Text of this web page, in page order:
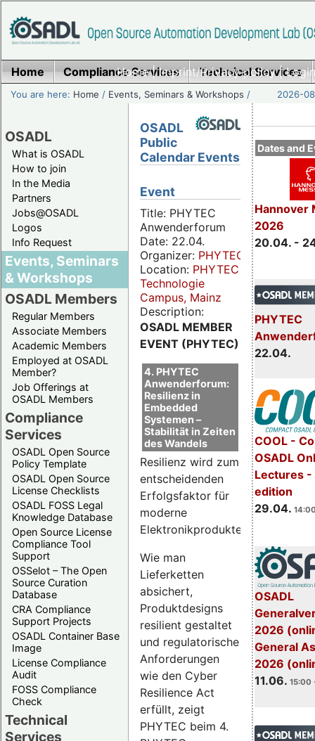
Home|Imprint/Privacy policy|
Home Compliance Services Technical Services
You are here: Home / Events, Seminars & Workshops / 2026-
OSADL
What is OSADL
How to join
In the Media
Partners
Jobs@OSADL
Logos
Info Request
Events, Seminars
& Workshops
OSADL Members
Regular Members
Associate Members
Academic Members
Employed at OSADL
Member?
Job Offerings at
OSADL Members
Compliance
Services
OSADL Open Source
Policy Template
OSADL Open Source
License Checklists
OSADL FOSS Legal
Knowledge Database
Open Source License
Compliance Tool
Support
OSSelot – The Open
Source Curation
Database
CRA Compliance
Support Projects
OSADL Container Base
Image
License Compliance
Audit
FOSS Compliance
Check
Technical
Services
Dates and
Hannover
2026
20.04. -
PHYTEC
22.04.
COOL -
OSADL
Lectures
edition
29.04.
OSADL
2026
General
2026
11.06. 15:00
OSADL
Public
Calendar Events
Event
Title: PHYTEC
Anwenderforum
Date: 22.04.
Organizer: PHYTEC
Location: PHYTEC
Technologie
Campus, Mainz
Description:
OSADL MEMBER
EVENT (PHYTEC)
4. PHYTEC
Anwenderforum:
Resilienz in
Embedded
Systemen –
Stabilität in Zeiten
des Wandels
Resilienz wird zum
entscheidenden
Erfolgsfaktor für
moderne
Elektronikprodukte.
Wie man
Lieferketten
absichert,
Produktdesigns
resilient gestaltet
und regulatorische
Anforderungen
wie den Cyber
Resilience Act
erfüllt, zeigt
PHYTEC beim 4.